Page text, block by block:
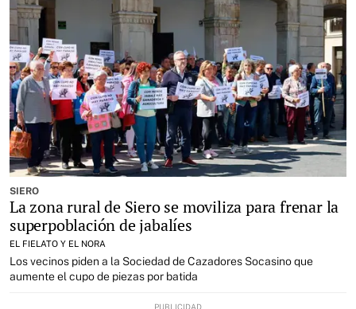
SIERO
La zona rural de Siero se moviliza para frenar la
superpoblación de jabalíes
EL FIELATO Y EL NORA
Los vecinos piden a la Sociedad de Cazadores Socasino que
aumente el cupo de piezas por batida